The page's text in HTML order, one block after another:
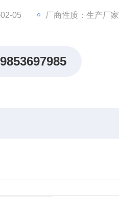
05 厂商性质：生产厂家